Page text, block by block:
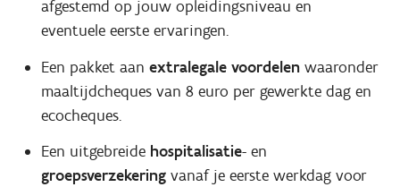
afgestemd op jouw opleidingsniveau en
eventuele eerste ervaringen.
Een pakket aan extralegale voordelenwaaronder
maaltijdcheques van 8 euro per gewerkte dag en
ecocheques.
Een uitgebreide hospitalisatie- en
groepsverzekeringvanaf je eerste werkdag voor